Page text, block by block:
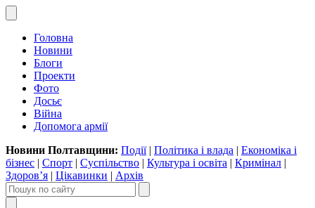
Головна
Новини
Блоги
Проекти
Фото
Досьє
Війна
Допомога армії
Новини Полтавщини: Події| Політика і влада | Економіка і
бізнес | Спорт | Суспільство | Культура і освіта | Кримінал |
Здоров’я | Цікавинки | Архів